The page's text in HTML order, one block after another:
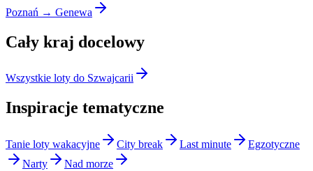
Poznań → Genewa
Cały kraj docelowy
Wszystkie loty do Szwajcarii
Inspiracje tematyczne
Tanie loty wakacyjne City break Last minute
Egzotyczne
Narty
Nad morze